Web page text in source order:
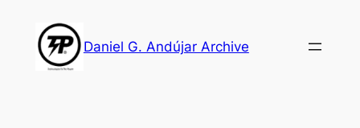
content
Daniel G. Andújar Archive